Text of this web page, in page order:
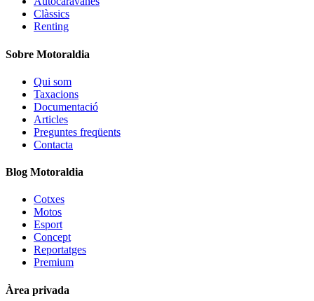
Clàssics
Renting
Sobre Motoraldia
Qui som
Taxacions
Documentació
Articles
Preguntes freqüents
Contacta
Blog Motoraldia
Cotxes
Motos
Esport
Concept
Reportatges
Premium
Àrea privada